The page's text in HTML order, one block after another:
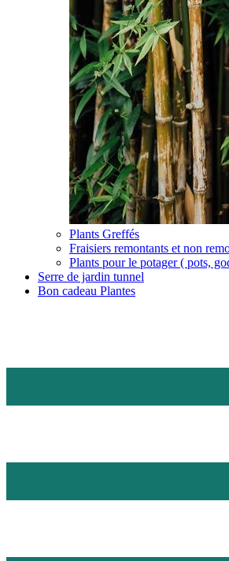
Plants Greffés
Fraisiers remontants et non
Plants pour le potager ( pots,
Serre de jardin tunnel
Bon cadeau Plantes